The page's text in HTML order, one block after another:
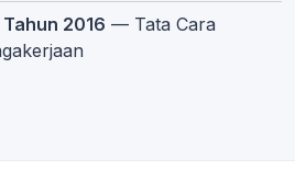
2016 — Tata Cara